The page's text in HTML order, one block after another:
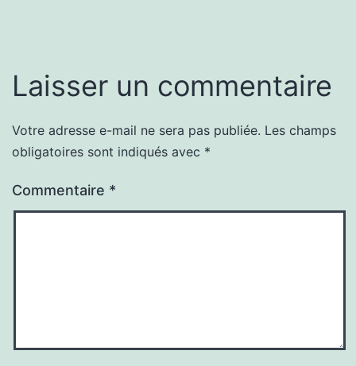
Laisser un commentaire
Votre adresse e-mail ne sera pas publiée. Les champs
obligatoires sont indiqués avec *
Commentaire *